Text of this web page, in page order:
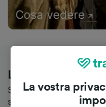
Cosa vedere
Le recensioni dei
Scopri cosa pensa
servizi
La vostra